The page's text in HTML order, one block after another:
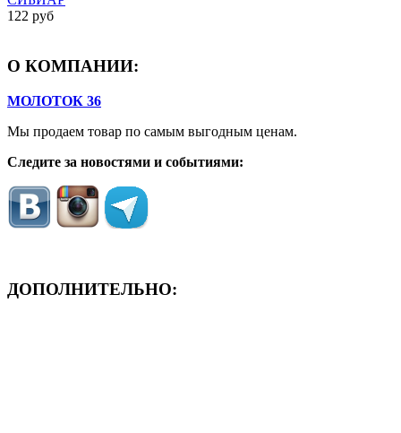
122 руб
О КОМПАНИИ:
МОЛОТОК 36
Мы продаем товар по самым выгодным ценам.
Следите за новостями и событиями:
ДОПОЛНИТЕЛЬНО: